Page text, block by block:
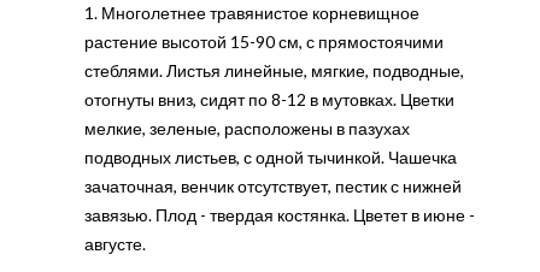
1. Многолетнее травянистое корневищное
растение высотой 15-90 см, с прямостоячими
стеблями. Листья линейные, мягкие, подводные,
отогнуты вниз, сидят по 8-12 в мутовках. Цветки
мелкие, зеленые, расположены в пазухах
подводных листьев, с одной тычинкой. Чашечка
зачаточная, венчик отсутствует, пестик с нижней
завязью. Плод - твердая костянка. Цветет в июне -
августе.